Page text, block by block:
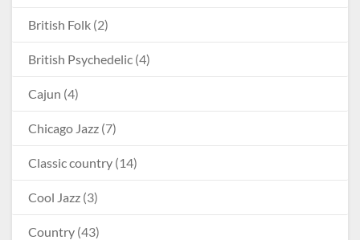
British Folk (2)
British Psychedelic (4)
Cajun (4)
Chicago Jazz (7)
Classic country (14)
Cool Jazz (3)
Country (43)